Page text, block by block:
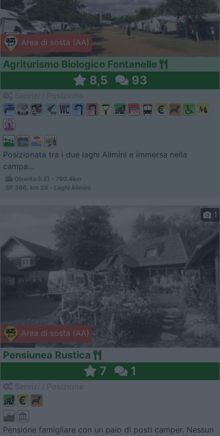
Area di sosta (AA)
Agriturismo Biologico Fontanelle
8,5 93
Posizionata tra i due laghi Alimini e immersa nella
campa...
Otranto (LE) - 790.4km
SP 366, km 28 - Laghi Alimini
Area di sosta (AA)
1
Pensiunea Rustica
7 1
Pensione famigliare con un paio di posti camper. Nessun